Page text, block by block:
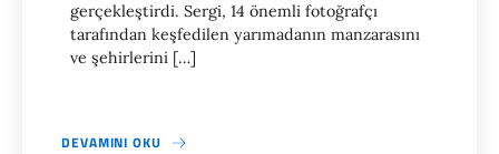
gerçekleştirdi. Sergi, 14 önemli fotoğrafçı
tarafından keşfedilen yarımadanın manzarasını
ve şehirlerini […]
DEVAMINI OKU